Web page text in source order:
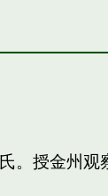
。授金州